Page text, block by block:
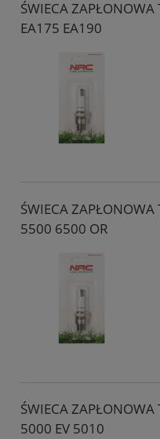
ŚWIECA ZAPŁONOWA
EA175 EA190
ŚWIECA ZAPŁONOWA
5500 6500 OR
ŚWIECA ZAPŁONOWA
5000 EV 5010